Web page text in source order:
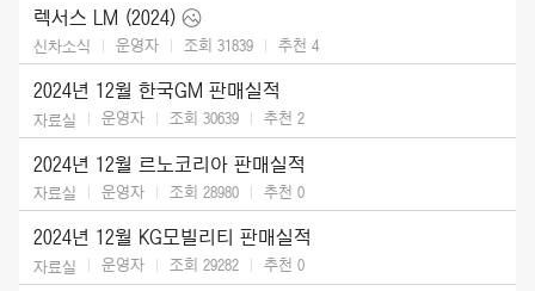
렉서스 LM (2024)
신차소식 운영자 조회 31839 추천 4
2024년 12월 한국GM 판매실적
자료실 운영자 조회 30639 추천 2
2024년 12월 르노코리아 판매실적
자료실 운영자 조회 28980 추천 0
2024년 12월 KG모빌리티 판매실적
자료실 운영자 조회 29282 추천 0